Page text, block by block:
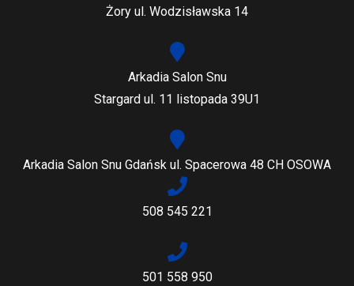
Żory ul. Wodzisławska 14
Arkadia Salon Snu
Stargard ul. 11 listopada 39U1
Arkadia Salon Snu Gdańsk ul. Spacerowa 48 CH OSOWA
508 545 221
501 558 950